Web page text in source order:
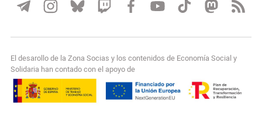
El desarollo de la Zona Socias y los contenidos de Economía Social y
Solidaria han contado con el apoyo de